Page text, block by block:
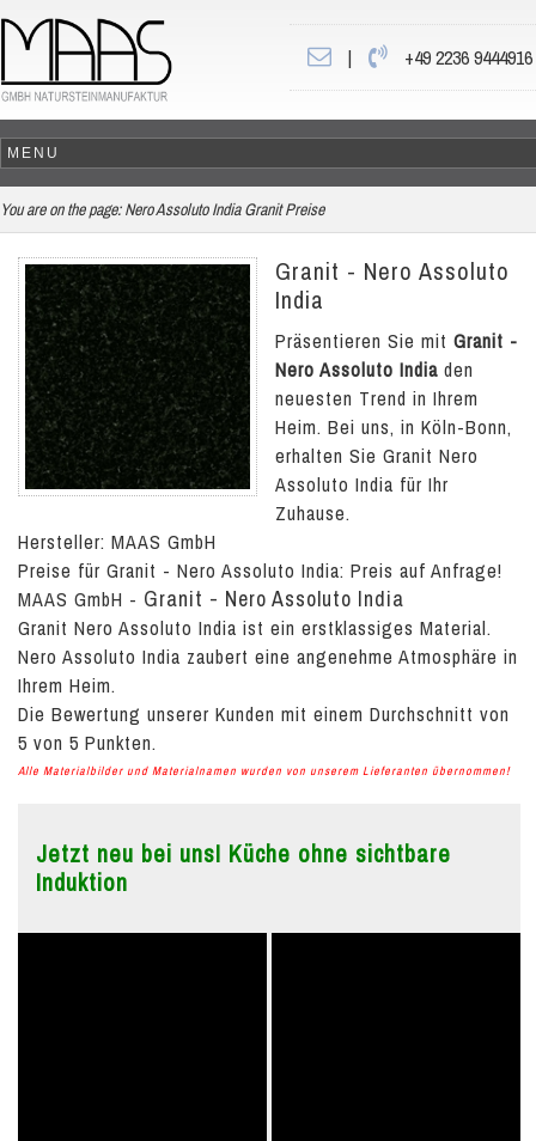
| +49 2236 9444916
You are on the page: Nero Assoluto India Granit Preise
Granit - Nero Assoluto
India
Präsentieren Sie mit Granit -
Nero Assoluto India den
neuesten Trend in Ihrem
Heim. Bei uns, in Köln-Bonn,
erhalten Sie Granit Nero
Assoluto India für Ihr
Zuhause.
Hersteller: MAAS GmbH
Preise für Granit - Nero Assoluto India: Preis auf Anfrage!
MAAS GmbH - Granit - Nero Assoluto India
Granit Nero Assoluto India ist ein erstklassiges Material.
Nero Assoluto India zaubert eine angenehme Atmosphäre in
Ihrem Heim.
Die Bewertung unserer Kunden mit einem Durchschnitt von
5 von 5 Punkten.
Alle Materialbilder und Materialnamen wurden von unserem Lieferanten übernommen!
Jetzt neu bei uns! Küche ohne sichtbare
Induktion